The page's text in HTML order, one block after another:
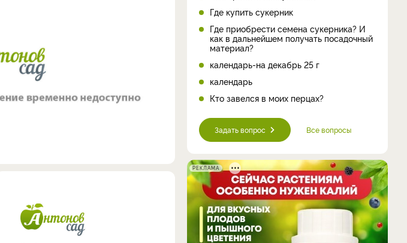
Где купить сукерник
Где приобрести семена сукерника? И
как в дальнейшем получать посадочный
материал?
календарь-на декабрь 25 г
календарь
Кто завелся в моих перцах?
Задать вопрос Все вопросы
РЕКЛАМА